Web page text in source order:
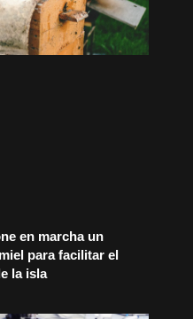
en marcha un
para facilitar el
la isla